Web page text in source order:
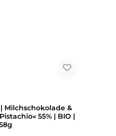
| Milchschokolade &
55% | BIO |